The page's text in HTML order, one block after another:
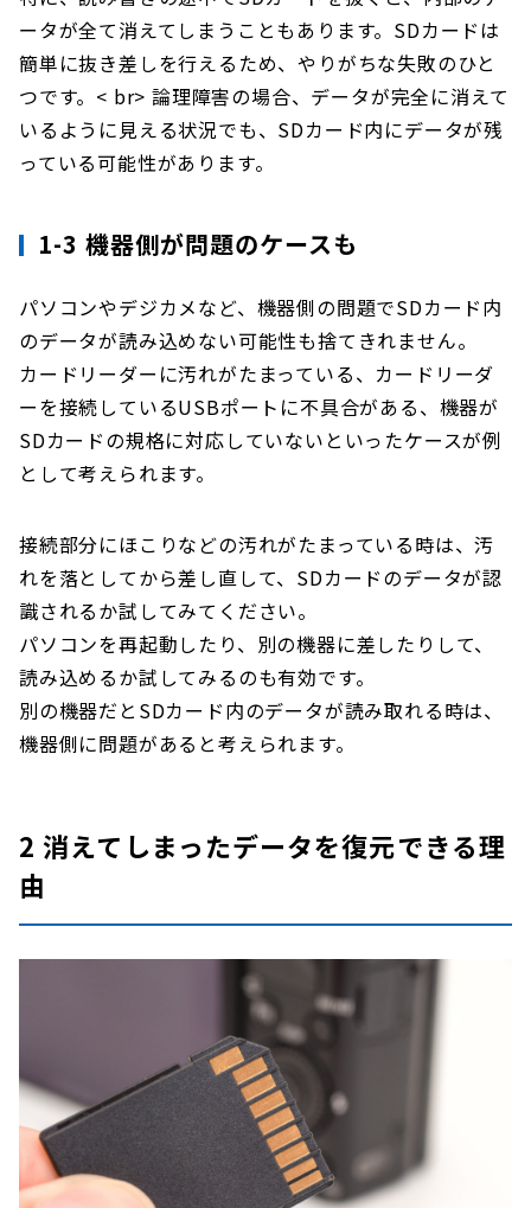
ータが全て消えてしまうこともあります。SDカードは
簡単に抜き差しを行えるため、やりがちな失敗のひと
つです。< br> 論理障害の場合、データが完全に消えて
いるように見える状況でも、SDカード内にデータが残
っている可能性があります。
1-3 機器側が問題のケースも
パソコンやデジカメなど、機器側の問題でSDカード内
のデータが読み込めない可能性も捨てきれません。
カードリーダーに汚れがたまっている、カードリーダ
ーを接続しているUSBポートに不具合がある、機器が
SDカードの規格に対応していないといったケースが例
として考えられます。
接続部分にほこりなどの汚れがたまっている時は、汚
れを落としてから差し直して、SDカードのデータが認
識されるか試してみてください。
パソコンを再起動したり、別の機器に差したりして、
読み込めるか試してみるのも有効です。
別の機器だとSDカード内のデータが読み取れる時は、
機器側に問題があると考えられます。
2 消えてしまったデータを復元できる理
由